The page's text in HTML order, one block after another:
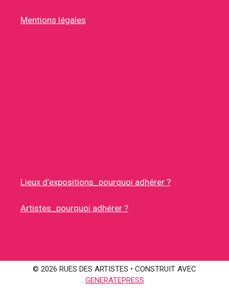
Mentions légales
Lieux d’expositions_pourquoi adhérer ?
Artistes_pourquoi adhérer ?
© 2026 RUES DES ARTISTES • CONSTRUIT AVEC
GENERATEPRESS